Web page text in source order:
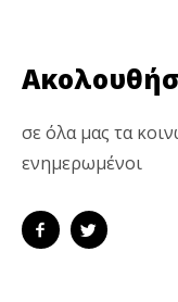
σε όλα μας τα
ενημερωμένοι